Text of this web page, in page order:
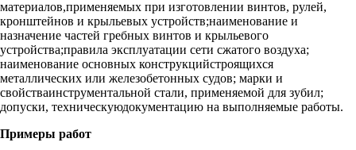
материалов,применяемых при изготовлении винтов, рулей,
кронштейнов и крыльевых устройств;наименование и
назначение частей гребных винтов и крыльевого
устройства;правила эксплуатации сети сжатого воздуха;
наименование основных конструкцийстроящихся
металлических или железобетонных судов; марки и
свойстваинструментальной стали, применяемой для зубил;
допуски, техническуюдокументацию на выполняемые работы.
Примеры работ